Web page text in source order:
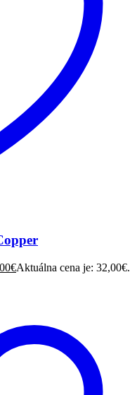
€Aktuálna cena je: 32,00€.